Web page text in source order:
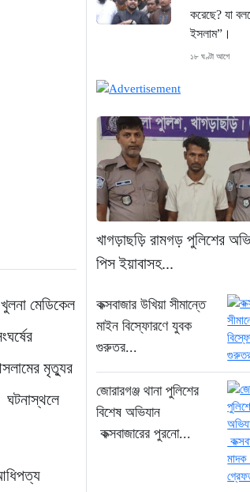
মেডিকেল
মৃত্যুর
করেছে? যা
ইসলাম”।
১৮ ঘণ্টা আগে
করেছেন:
১৯ ঘণ্টা আগে
থাইল্যান্ডে
হামলা: দাদা-
১৯ ঘণ্টা আগে
সংঘর্ষ: ঝরে
প্রাণ,
সিলিন্ডার
অগ্নিকাণ্ড:
অবস্থা
২০ ঘণ্টা আগে
খুনির দোসর ও
খাগড়াছড়ি রামগড় পুলিশের
পিস ইয়াবাসহ...
কক্সবাজার উখিয়া সীমান্তে
মাইন বিস্ফোরণে যুবক
গুরুতর...
জোরারগঞ্জ থানা পুলিশের
বিশেষ অভিযান
কক্সবাজারের পুরনো...